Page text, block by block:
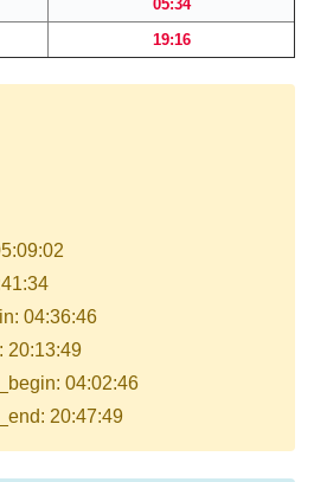
05:34
19:16
04:36:46
20:13:49
04:02:46
20:47:49